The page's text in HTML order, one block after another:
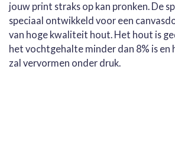
jouw print straks op kan pronken. De
speciaal ontwikkeld voor een
van hoge kwaliteit hout. Het hout is
het vochtgehalte minder dan 8% is en
zal vervormen onder druk.